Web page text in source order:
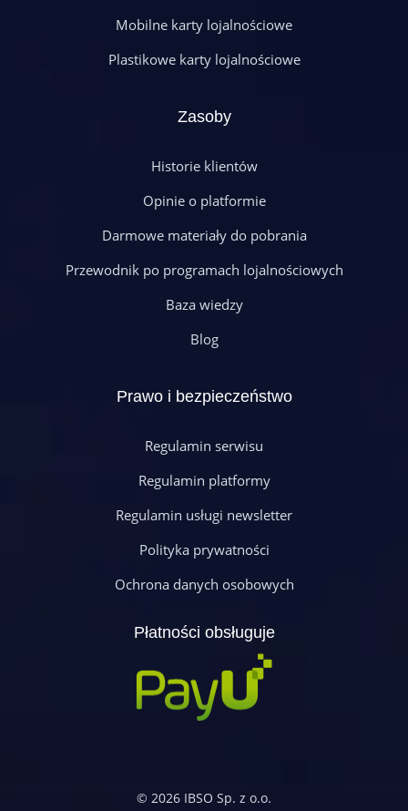
Mobilne karty lojalnościowe
Plastikowe karty lojalnościowe
Zasoby
Historie klientów
Opinie o platformie
Darmowe materiały do pobrania
Przewodnik po programach lojalnościowych
Baza wiedzy
Blog
Prawo i bezpieczeństwo
Regulamin serwisu
Regulamin platformy
Regulamin usługi newsletter
Polityka prywatności
Ochrona danych osobowych
Płatności obsługuje
© 2026 IBSO Sp. z o.o.